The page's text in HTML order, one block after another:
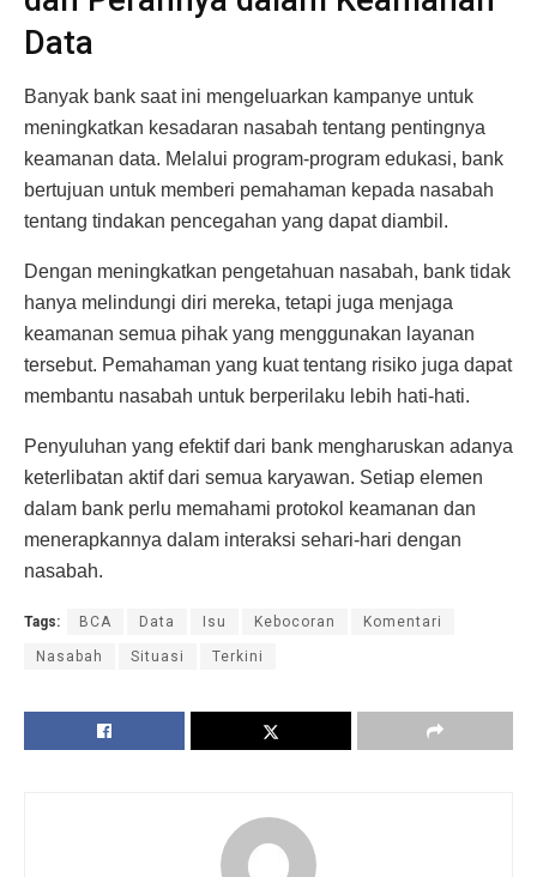
Data
Banyak bank saat ini mengeluarkan kampanye untuk
meningkatkan kesadaran nasabah tentang pentingnya
keamanan data. Melalui program-program edukasi, bank
bertujuan untuk memberi pemahaman kepada nasabah
tentang tindakan pencegahan yang dapat diambil.
Dengan meningkatkan pengetahuan nasabah, bank tidak
hanya melindungi diri mereka, tetapi juga menjaga
keamanan semua pihak yang menggunakan layanan
tersebut. Pemahaman yang kuat tentang risiko juga dapat
membantu nasabah untuk berperilaku lebih hati-hati.
Penyuluhan yang efektif dari bank mengharuskan adanya
keterlibatan aktif dari semua karyawan. Setiap elemen
dalam bank perlu memahami protokol keamanan dan
menerapkannya dalam interaksi sehari-hari dengan
nasabah.
Tags: BCA Data Isu Kebocoran Komentari
Nasabah Situasi Terkini